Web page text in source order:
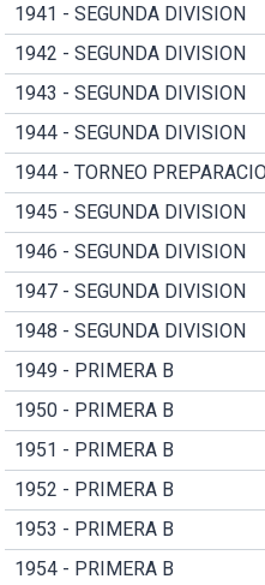
1941 - SEGUNDA DIVISION
1942 - SEGUNDA DIVISION
1943 - SEGUNDA DIVISION
1944 - SEGUNDA DIVISION
1944 - TORNEO
1945 - SEGUNDA DIVISION
1946 - SEGUNDA DIVISION
1947 - SEGUNDA DIVISION
1948 - SEGUNDA DIVISION
1949 - PRIMERA B
1950 - PRIMERA B
1951 - PRIMERA B
1952 - PRIMERA B
1953 - PRIMERA B
1954 - PRIMERA B